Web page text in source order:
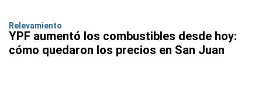
Relevamiento
YPF aumentó los combustibles desde hoy:
cómo quedaron los precios en San Juan